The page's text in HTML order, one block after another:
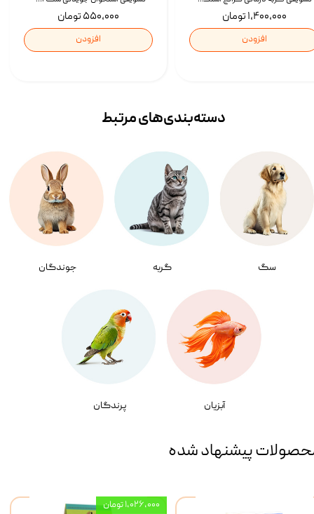
۵۵۰,۰۰۰ تومان
افزودن
۱,۴۰۰,۰۰۰ تومان
افزودن
سگ گربه جوندگان
آبزیان پرندگان
دسته‌بندی‌‌های مرتبط
پیشنهاد شده
۱,۰۲۶,۰۰۰ تومان